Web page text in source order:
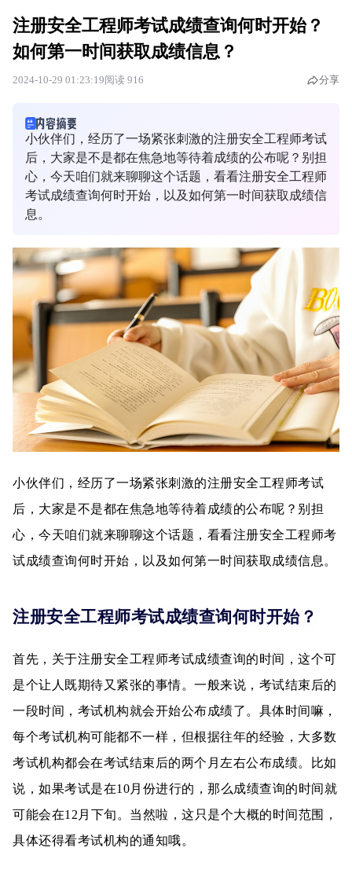
注册安全工程师考试成绩查询何时开始？
如何第一时间获取成绩信息？
2024-10-29 01:23:19阅读 916 分享
小伙伴们，经历了一场紧张刺激的注册安全工程师考试
后，大家是不是都在焦急地等待着成绩的公布呢？别担
心，今天咱们就来聊聊这个话题，看看注册安全工程师
考试成绩查询何时开始，以及如何第一时间获取成绩信
息。
小伙伴们，经历了一场紧张刺激的注册安全工程师考试
后，大家是不是都在焦急地等待着成绩的公布呢？别担
心，今天咱们就来聊聊这个话题，看看注册安全工程师考
试成绩查询何时开始，以及如何第一时间获取成绩信息。
注册安全工程师考试成绩查询何时开始？
首先，关于注册安全工程师考试成绩查询的时间，这个可
是个让人既期待又紧张的事情。一般来说，考试结束后的
一段时间，考试机构就会开始公布成绩了。具体时间嘛，
每个考试机构可能都不一样，但根据往年的经验，大多数
考试机构都会在考试结束后的两个月左右公布成绩。比如
说，如果考试是在10月份进行的，那么成绩查询的时间就
可能会在12月下旬。当然啦，这只是个大概的时间范围，
具体还得看考试机构的通知哦。